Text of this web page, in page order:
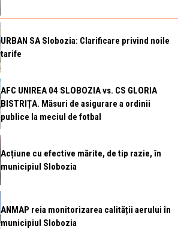
URBAN SA Slobozia: Clarificare privind noile
tarife
AFC UNIREA 04 SLOBOZIA vs. CS GLORIA
BISTRIȚA. Măsuri de asigurare a ordinii
publice la meciul de fotbal
Acțiune cu efective mărite, de tip razie, în
municipiul Slobozia
ANMAP reia monitorizarea calității aerului în
municipiul Slobozia